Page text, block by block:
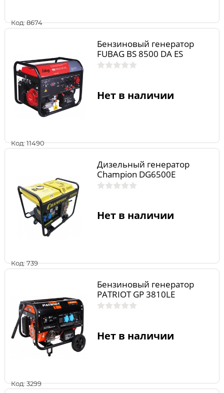
Код: 8674
Код: 11490
Бензиновый генератор
FUBAG BS 8500 DA ES
Нет в наличии
Код: 739
Дизельный генератор
Champion DG6500E
Нет в наличии
Код: 3299
Бензиновый генератор
PATRIOT GP 3810LE
Нет в наличии